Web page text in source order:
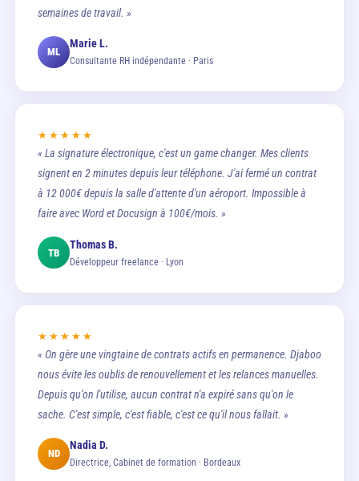
semaines de travail. »
ML
Marie L.
Consultante RH indépendante · Paris
★★★★★
« La signature électronique, c'est un game changer. Mes clients
signent en 2 minutes depuis leur téléphone. J'ai fermé un contrat
à 12 000€ depuis la salle d'attente d'un aéroport. Impossible à
faire avec Word et Docusign à 100€/mois. »
TB
Thomas B.
Développeur freelance · Lyon
★★★★★
« On gère une vingtaine de contrats actifs en permanence. Djaboo
nous évite les oublis de renouvellement et les relances manuelles.
Depuis qu'on l'utilise, aucun contrat n'a expiré sans qu'on le
sache. C'est simple, c'est fiable, c'est ce qu'il nous fallait. »
ND
Nadia D.
Directrice, Cabinet de formation · Bordeaux